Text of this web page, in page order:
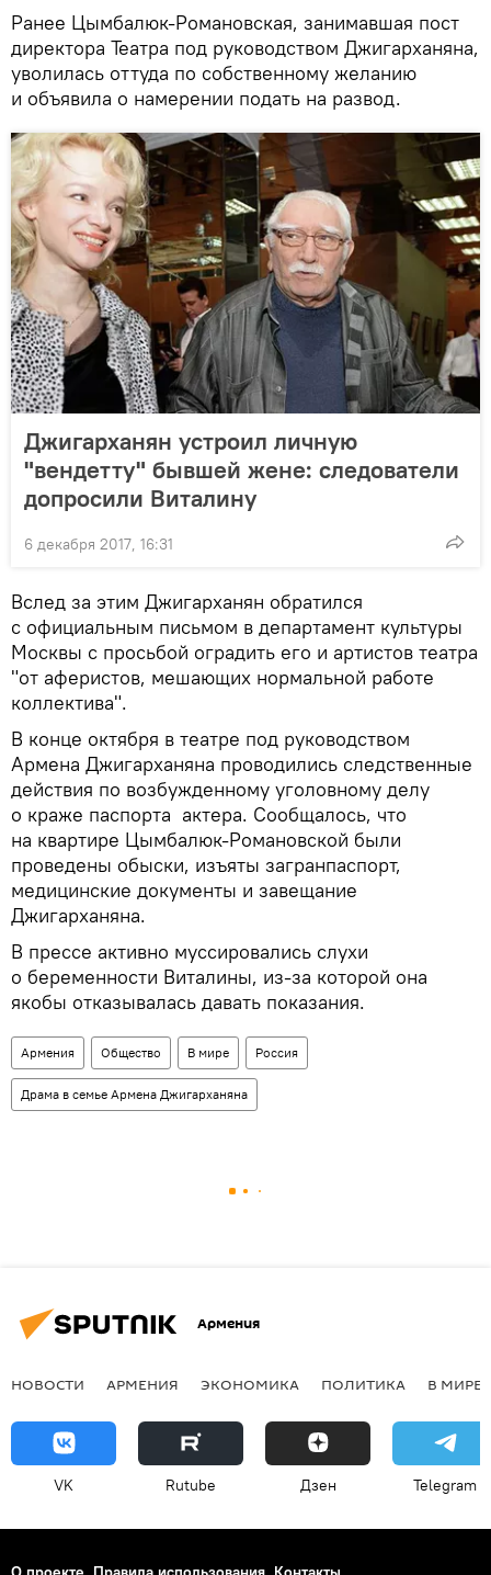
Ранее Цымбалюк-Романовская, занимавшая пост
директора Театра под руководством Джигарханяна,
уволилась оттуда по собственному желанию
и объявила о намерении подать на развод.
Джигарханян устроил личную
"вендетту" бывшей жене: следователи
допросили Виталину
6 декабря 2017, 16:31
Вслед за этим Джигарханян обратился
с официальным письмом в департамент культуры
Москвы с просьбой оградить его и артистов театра
"от аферистов, мешающих нормальной работе
коллектива".
В конце октября в театре под руководством
Армена Джигарханяна проводились следственные
действия по возбужденному уголовному делу
о краже паспорта актера. Сообщалось, что
на квартире Цымбалюк-Романовской были
проведены обыски, изъяты загранпаспорт,
медицинские документы и завещание
Джигарханяна.
В прессе активно муссировались слухи
о беременности Виталины, из-за которой она
якобы отказывалась давать показания.
Армения Общество В мире Россия
Драма в семье Армена Джигарханяна
Армения
НОВОСТИ АРМЕНИЯ ЭКОНОМИКА ПОЛИТИКА В МИРЕ
VK Rutube Дзен Telegram